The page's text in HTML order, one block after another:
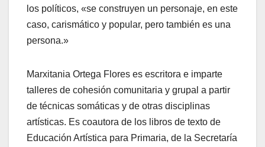
los políticos, «se construyen un personaje, en este
caso, carismático y popular, pero también es una
persona.»
Marxitania Ortega Flores es escritora e imparte
talleres de cohesión comunitaria y grupal a partir
de técnicas somáticas y de otras disciplinas
artísticas. Es coautora de los libros de texto de
Educación Artística para Primaria, de la Secretaría